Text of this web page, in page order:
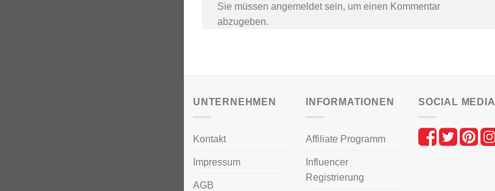
Sie müssen angemeldetsein, um einen Kommentar
abzugeben.
UNTERNEHMEN
Kontakt
Impressum
AGB
INFORMATIONEN
Affiliate Programm
Influencer
Registrierung
SOCIAL MEDIA